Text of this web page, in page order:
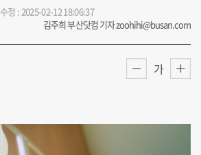
수정 : 2025-02-12 18:06:37
김주희 부산닷컴 기자 zoohihi@busan.com
가